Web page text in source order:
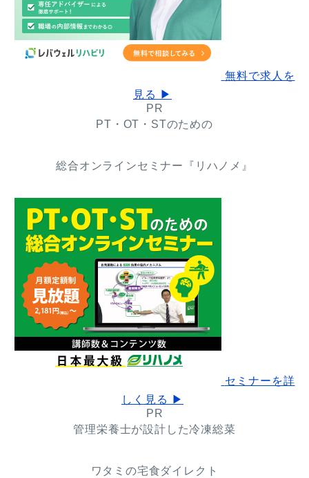
無料で求人を
見る ▶
PR
PT・OT・STのための
総合オンラインセミナー『リハノメ』
セミナーを詳
しく見る ▶
PR
管理栄養士が設計した冷凍総菜
ワタミの宅食ダイレクト